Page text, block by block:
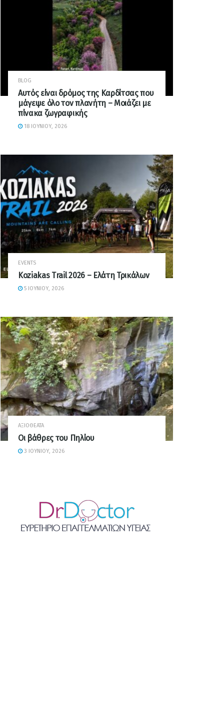
BLOG
Αυτός είναι δρόμος της Καρδίτσας που
μάγεψε όλο τον πλανήτη – Μοιάζει με
πίνακα ζωγραφικής
18 ΙΟΥΝΊΟΥ, 2026
EVENTS
Koziakas Trail 2026 – Ελάτη Τρικάλων
5 ΙΟΥΝΊΟΥ, 2026
ΑΞΙΟΘΈΑΤΑ
Οι βάθρες του Πηλίου
3 ΙΟΥΝΊΟΥ, 2026